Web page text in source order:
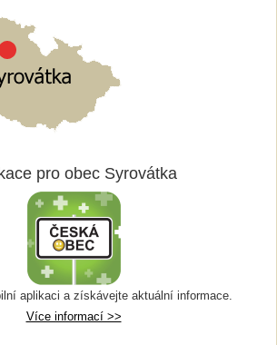
pro obec Syrovátka
aplikaci a získávejte aktuální informace.
Více informací >>